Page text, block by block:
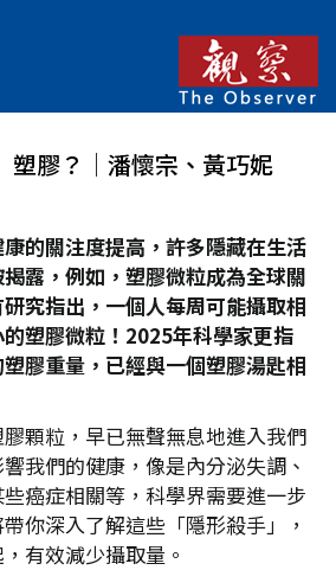
塑膠？│潘懷宗、黃巧妮
的關注度提高，許多隱藏在生活
露，例如，塑膠微粒成為全球關
究指出，一個人每周可能攝取相
塑膠微粒！2025年科學家更指
膠重量，已經與一個塑膠湯匙相
顆粒，早已無聲無息地進入我們
我們的健康，像是內分泌失調、
癌症相關等，科學界需要進一步
你深入了解這些「隱形殺手」，
有效減少攝取量。